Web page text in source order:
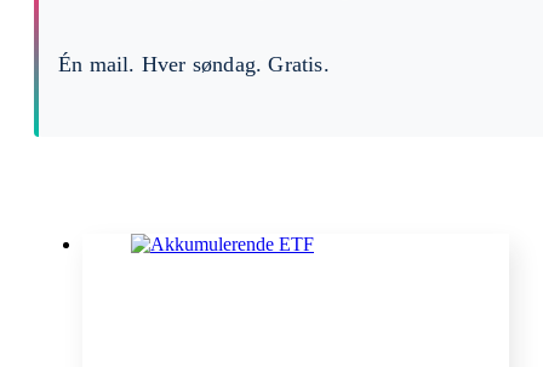
Én mail. Hver søndag. Gratis.